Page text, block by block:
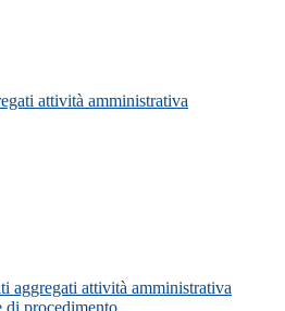
attività amministrativa
aggregati attività amministrativa